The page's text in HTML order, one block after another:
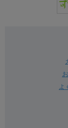
よ